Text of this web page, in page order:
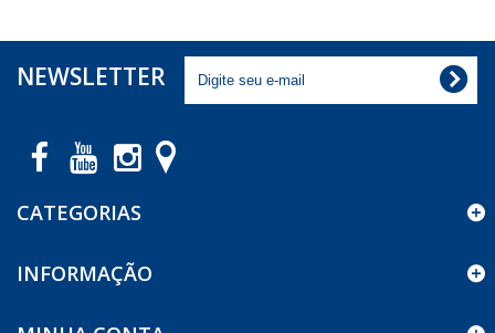
NEWSLETTER
CATEGORIAS
INFORMAÇÃO